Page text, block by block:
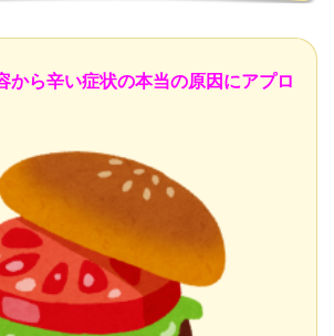
から辛い症状の本当の原因にアプロ